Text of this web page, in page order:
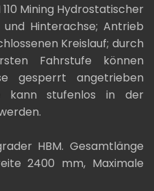
Mining Hydrostatischer
Hinterachse; Antrieb
Kreislauf; durch
Fahrstufe können
gesperrt angetrieben
kann stufenlos in der
HBM. Gesamtlänge
2400 mm, Maximale